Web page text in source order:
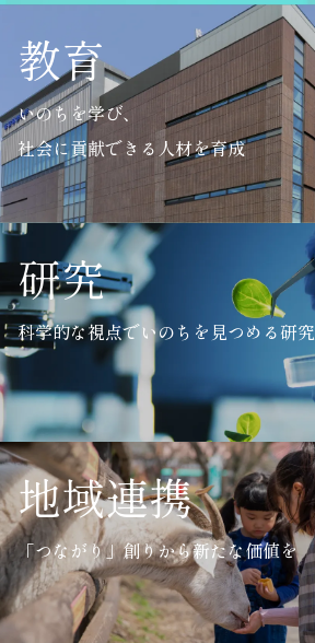
教育
いのちを学び、
社会に貢献できる人材を育成
研究
科学的な視点でいのちを見つめる研究
地域連携
「つながり」創りから新たな価値を